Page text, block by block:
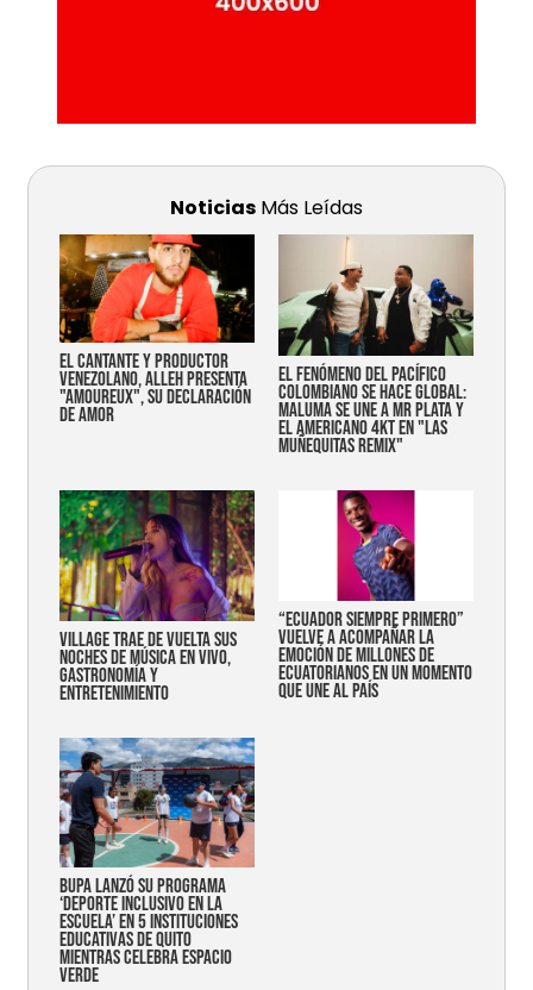
Noticias Más Leídas
EL CANTANTE Y PRODUCTOR
VENEZOLANO, ALLEH PRESENTA
"AMOUREUX", SU DECLARACIÓN
DE AMOR
EL FENÓMENO DEL PACÍFICO
COLOMBIANO SE HACE GLOBAL:
MALUMA SE UNE A MR PLATA Y
EL AMERICANO 4KT EN "LAS
MUÑEQUITAS REMIX"
Village trae de vuelta sus
noches de música en vivo,
gastronomía y
entretenimiento
“Ecuador siempre primero”
vuelve a acompañar la
emoción de millones de
ecuatorianos en un momento
que une al país
Bupa lanzó su programa
‘Deporte Inclusivo en la
Escuela’ en 5 instituciones
educativas de Quito
mientras celebra espacio
verde